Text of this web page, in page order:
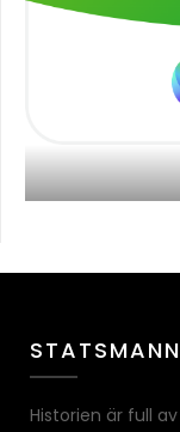
Historien är full